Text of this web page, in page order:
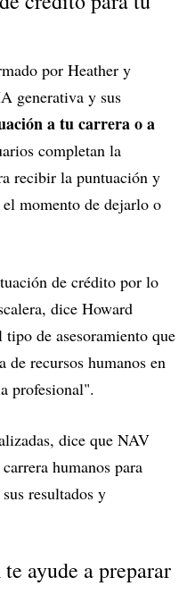
por Heather y
generativa y sus
a tu carrera o a
completan la
recibir la puntuación y
momento de dejarlo o
de crédito por lo
dice Howard
de asesoramiento que
de recursos humanos en
profesional".
dice que NAV
humanos para
resultados y
ayude a preparar